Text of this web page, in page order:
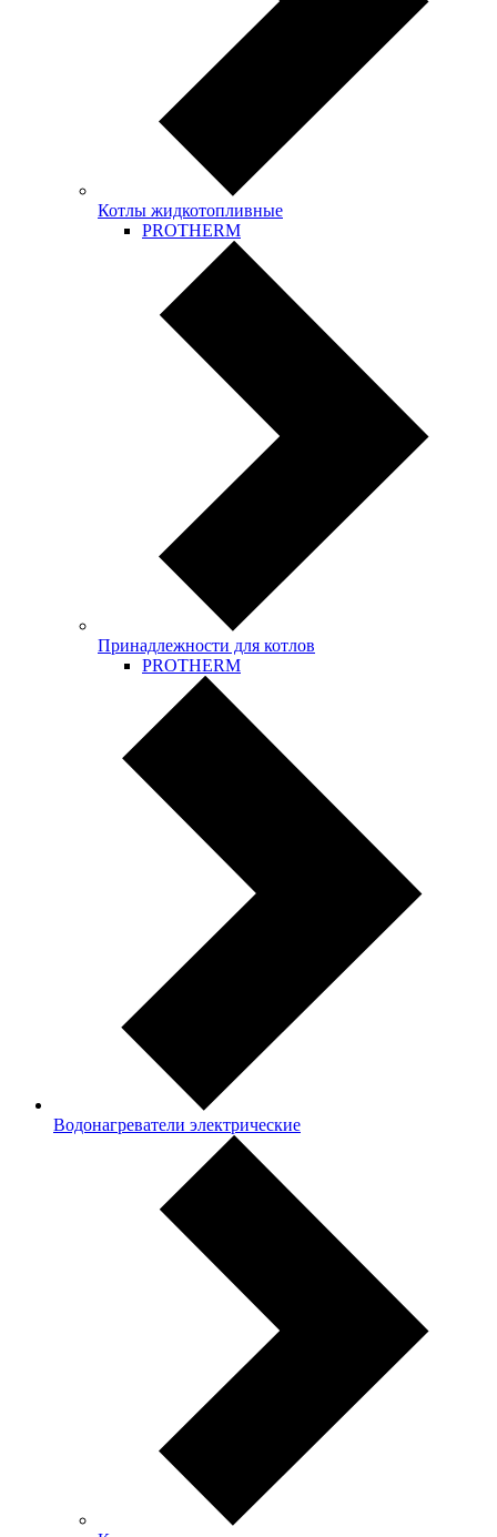
Котлы жидкотопливные
PROTHERM
Принадлежности для котлов
PROTHERM
Водонагреватели электрические